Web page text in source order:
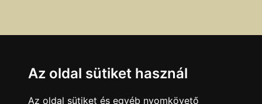
Az oldal sütiket használ
Az oldal sütiket és egyéb nyomkövető